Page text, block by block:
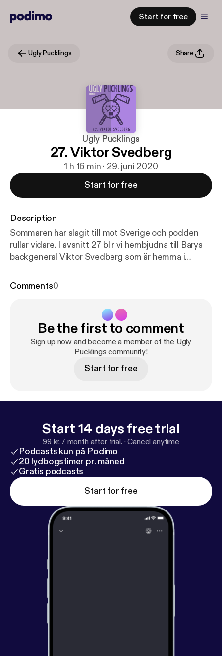
Start for free
Ugly Pucklings Share
Ugly Pucklings
27. Viktor Svedberg
1 h 16 min · 29. juni 2020
Start for free
Description
Sommaren har slagit till mot Sverige och podden
rullar vidare. I avsnitt 27 blir vi hembjudna till Barys
backgeneral Viktor Svedberg som är hemma i
där Viktor berättar om sina fem år borta i
Stanley Cup. Han berättar också om livet i
Kazakstan och i juniortiden då han ena året sprang
ut på isen när hans lag Rögle BK gick upp i SHL,
som supporter. Tills att året efter vara med och
spela själv. In och lyssna och glöm för guds skull inte
Comments0
Be the first to comment
Sign up now and become a member of the Ugly
Pucklings community!
Start for free
Start 14 days free trial
99 kr. / month after trial. ·Cancel anytime
Podcasts kun på Podimo
20 lydbogstimer pr. måned
Gratis podcasts
Start for free